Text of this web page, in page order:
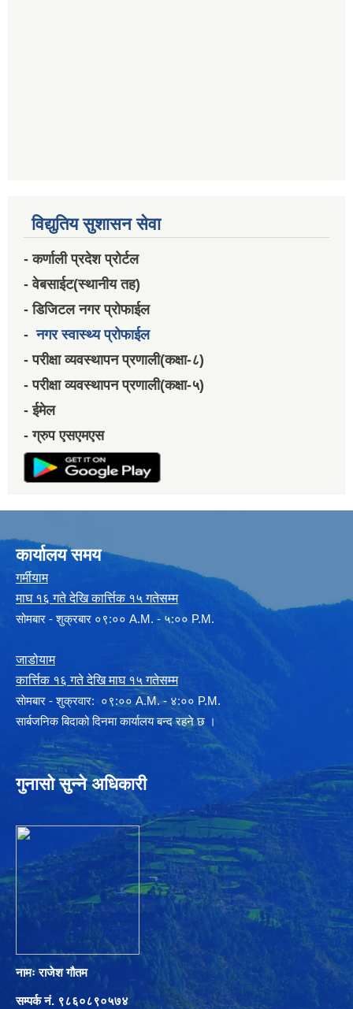
विद्युतिय सुशासन सेवा
- कर्णाली प्रदेश प्रोर्टल
- वेबसाईट(स्थानीय तह)
- डिजिटल नगर प्रोफाईल
-नगर स्वास्थ्य प्रोफाईल
- परीक्षा व्यवस्थापन प्रणाली(कक्षा-८)
- परीक्षा व्यवस्थापन प्रणाली(कक्षा-५)
- ईमेल
- ग्रुप एसएमएस
कार्यालय समय
गर्मीयाम
माघ १६ गते देखि कार्त्तिक १५ गतेसम्म
सोमबार - शुक्रबार ०९:०० A.M. - ५:०० P.M.
जाडोयाम
कार्त्तिक १६ गते देखि माघ १५ गतेसम्म
साेमबार - शुक्रवार: ०९:०० A.M. - ४:०० P.M.
सार्बजनिक बिदाको दिनमा कार्यालय बन्द रहने छ ।
गुनासो सुन्ने अधिकारी
नामः राजेश गौतम
सम्पर्क नं. ९८६०८९०५७४